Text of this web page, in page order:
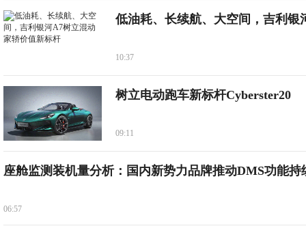
低油耗、长续航、大空间，吉利银
10:37
树立电动跑车新标杆Cyberster20
09:11
座舱监测装机量分析：国内新势力品牌推动DMS功能持
06:57